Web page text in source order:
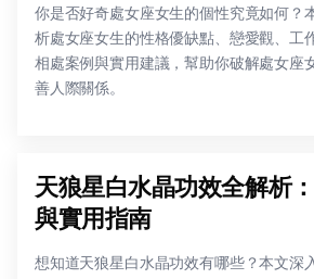
你是否好奇處女座女生的個性究竟如何？
析處女座女生的性格優缺點、戀愛觀、工
相處案例與實用建議，幫助你破解處女座
善人際關係。
天狼星白水晶功效全解析
與實用指南
想知道天狼星白水晶功效有哪些？本文深